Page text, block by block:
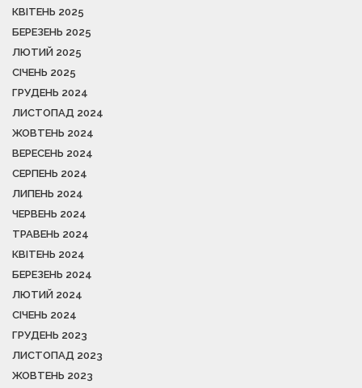
КВІТЕНЬ 2025
БЕРЕЗЕНЬ 2025
ЛЮТИЙ 2025
СІЧЕНЬ 2025
ГРУДЕНЬ 2024
ЛИСТОПАД 2024
ЖОВТЕНЬ 2024
ВЕРЕСЕНЬ 2024
СЕРПЕНЬ 2024
ЛИПЕНЬ 2024
ЧЕРВЕНЬ 2024
ТРАВЕНЬ 2024
КВІТЕНЬ 2024
БЕРЕЗЕНЬ 2024
ЛЮТИЙ 2024
СІЧЕНЬ 2024
ГРУДЕНЬ 2023
ЛИСТОПАД 2023
ЖОВТЕНЬ 2023